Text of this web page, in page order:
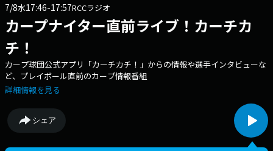
7/8水17:46-17:57RCCラジオ
カープナイター直前ライブ！カーチカ
チ！
カープ球団公式アプリ「カーチカチ！」からの情報や選手インタビューな
ど、プレイボール直前のカープ情報番組
詳細情報を見る
シェア